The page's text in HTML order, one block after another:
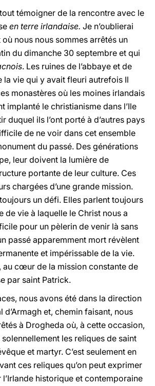
témoigner de la rencontre avec le
en terre irlandaise. Je n’oublierai
nous nous sommes arrêtés un
du dimanche 30 septembre et qui
. Les ruines de l’abbaye et de
la vie qui y avait fleuri autrefois Il
monastères où les moines irlandais
implanté le christianisme dans l’Ile
duquel ils l’ont porté à d’autres pays
de ne voir dans cet ensemble
du passé. Des générations
leur doivent la lumière de
portante de leur culture. Ces
chargées d’une grande mission.
un défi. Elles parlent toujours
de vie à laquelle le Christ nous a
pour un pèlerin de venir là sans
passé apparemment mort révèlent
et impérissable de la vie.
au cœur de la mission constante de
par saint Patrick.
nous avons été dans la direction
d’Armagh et, chemin faisant, nous
à Drogheda où, à cette occasion,
les reliques de saint
et martyr. C’est seulement en
ces reliques qu’on peut exprimer
historique et contemporaine